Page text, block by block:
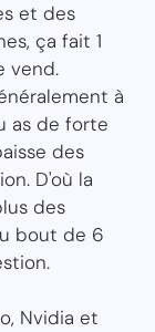
et des
ça fait 1
vend.
à
as de forte
des
D'où la
des
bout de 6
Nvidia et